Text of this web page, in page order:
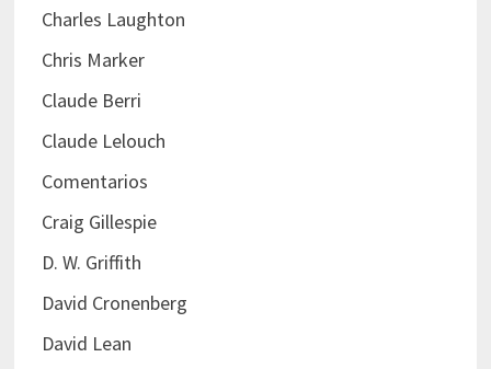
Charles Laughton
Chris Marker
Claude Berri
Claude Lelouch
Comentarios
Craig Gillespie
D. W. Griffith
David Cronenberg
David Lean